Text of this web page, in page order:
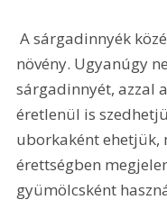
A sárgadinnyék közé tartozó, de uborkaszerű
növény. Ugyanúgy
sárgadinnyét, azzal
éretlenül is
uborkaként ehetjük,
érettségben
gyümölcsként